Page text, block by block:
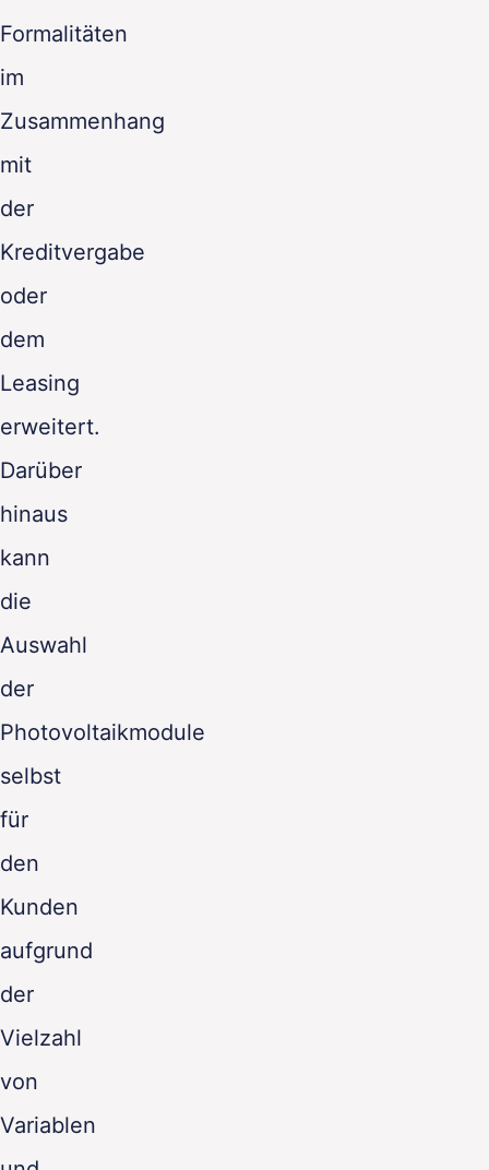
Formalitäten
im
Zusammenhang
mit
der
Kreditvergabe
oder
dem
Leasing
erweitert.
Darüber
hinaus
kann
die
Auswahl
der
Photovoltaikmodule
selbst
für
den
Kunden
aufgrund
der
Vielzahl
von
Variablen